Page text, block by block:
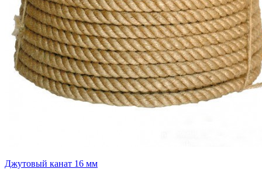
Джутовый канат 16 мм